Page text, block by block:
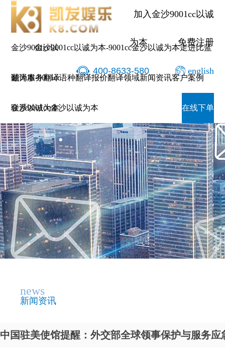
加入金沙9001cc以诚
为本 免费注册
400-8633-580 english
金沙9001cc以
诚为本-9001cc
金沙以诚为本
金沙9001cc以诚为本-9001cc金沙以诚为本走进比蓝
翻译服务翻译语种翻译报价翻译领域新闻资讯客户案例
联系9001cc金沙以诚为本 在线下单
news
新闻资讯
中国驻美使馆提醒：外交部全球领事保护与服务